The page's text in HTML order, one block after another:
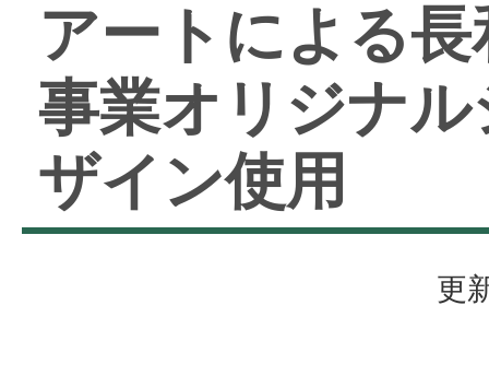
アートによる
事業オリジナ
ザイン使用
更